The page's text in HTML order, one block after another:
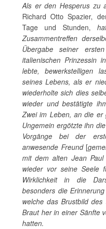
Als er den Hesperus zu
Richard Otto Spazier,
Tage und Stunden,
Zusammentreffen
Übergabe seiner
italienischen Prinzessin
lebte, bewerkstelligen
seines Lebens, als er
wiederholte sich dies
wieder und bestätigte
Zwei im Leben, an die er
Ungemein ergötzte ihn
Vorgänge bei der
anwesende Freund [
mit dem alten Jean
wieder vor seine Seele
Wirklichkeit in die
besonders die
welche das Brustbild
Braut her in einer Sänfte
hatten.